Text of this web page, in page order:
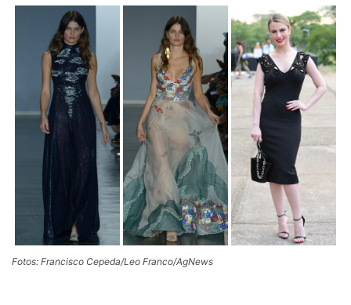
Fotos: Francisco Cepeda/Leo Franco/AgNews